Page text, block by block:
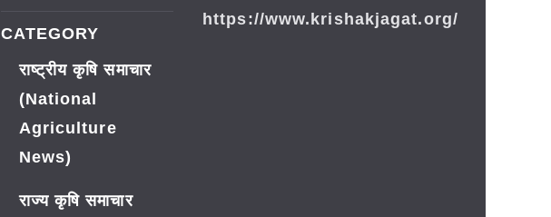
CATEGORY
राष्ट्रीय कृषि समाचार
(National
Agriculture
News)
राज्य कृषि समाचार
https://www.krishakjagat.org/